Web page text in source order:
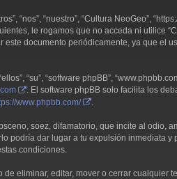
“nos”, “nuestro”, “Cultura NeoGeo”,
le rogamos que no acceda ni utilice
documento periódicamente, ya que el
“su”, “software phpBB”,
. El software phpBB solo facilita los
www.phpbb.com/
soez, difamatorio, que incite al odio,
podría dar lugar a tu expulsión inmediata
condiciones.
de eliminar, editar, mover o cerrar